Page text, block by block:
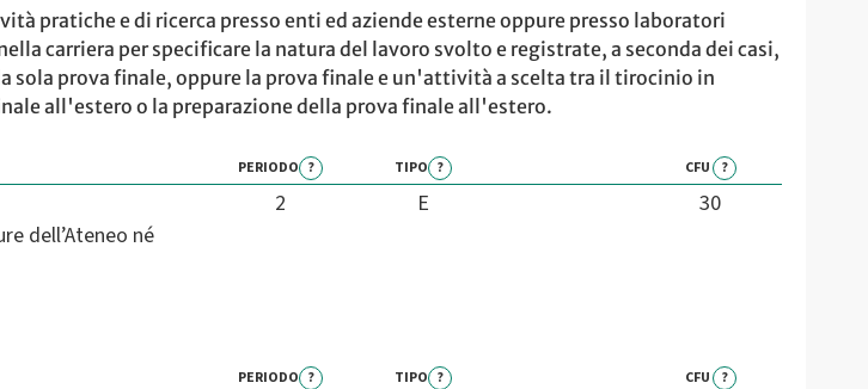
pratiche e di ricerca presso enti ed aziende esterne oppure presso laboratori
carriera per specificare la natura del lavoro svolto e registrate, a seconda dei casi,
sola prova finale, oppure la prova finale e un'attività a scelta tra il tirocinio in
all'estero o la preparazione della prova finale all'estero.
PERIODO ? TIPO ? CFU ?
dell’Ateneo né
2 E 30
PERIODO ? TIPO ? CFU ?